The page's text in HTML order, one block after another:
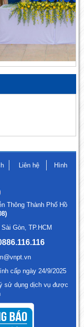
Liên hệ
Hình
Thông Thành Phố Hồ
Gòn, TP.HCM
cấp ngày 24/9/2025
sử dụng dịch vụ được